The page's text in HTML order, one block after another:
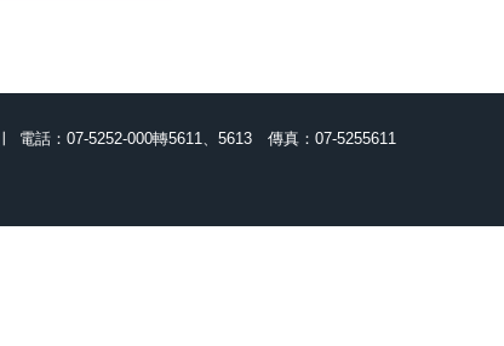
∣ 電話：07-5252-000轉5611、5613 傳真：07-5255611